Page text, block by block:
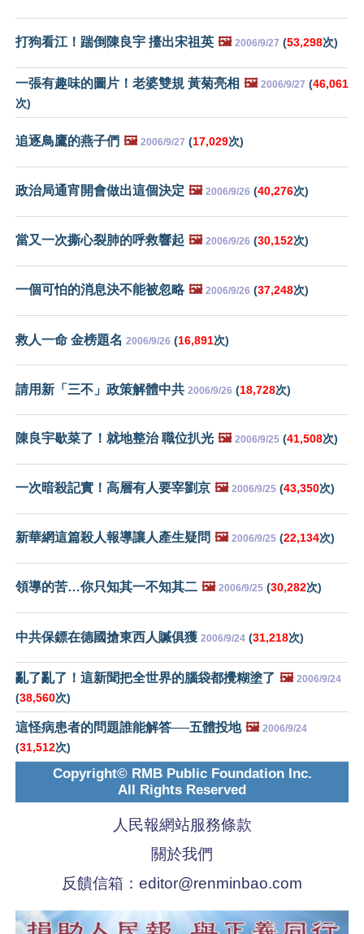
打狗看江！踹倒陳良宇 擡出宋祖英 🖼️ 2006/9/27 (53,298次)
一張有趣味的圖片！老婆雙規 黃菊亮相 🖼️ 2006/9/27 (46,061
次)
追逐鳥鷹的燕子們 🖼️ 2006/9/27 (17,029次)
政治局通宵開會做出這個決定 🖼️ 2006/9/26 (40,276次)
當又一次撕心裂肺的呼救響起 🖼️ 2006/9/26 (30,152次)
一個可怕的消息決不能被忽略 🖼️ 2006/9/26 (37,248次)
救人一命 金榜題名 2006/9/26 (16,891次)
請用新「三不」政策解體中共 2006/9/26 (18,728次)
陳良宇歇菜了！就地整治 職位扒光 🖼️ 2006/9/25 (41,508次)
一次暗殺記實！高層有人要宰劉京 🖼️ 2006/9/25 (43,350次)
新華網這篇殺人報導讓人產生疑問 🖼️ 2006/9/25 (22,134次)
領導的苦…你只知其一不知其二 🖼️ 2006/9/25 (30,282次)
中共保鏢在德國搶東西人贓俱獲 2006/9/24 (31,218次)
亂了亂了！這新聞把全世界的腦袋都攪糊塗了 🖼️ 2006/9/24
(38,560次)
這怪病患者的問題誰能解答──五體投地 🖼️ 2006/9/24
(31,512次)
Copyright© RMB Public Foundation Inc.
All Rights Reserved
人民報網站服務條款
關於我們
反饋信箱： editor@renminbao.com